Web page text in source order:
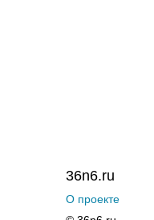
36n6.ru
О проекте